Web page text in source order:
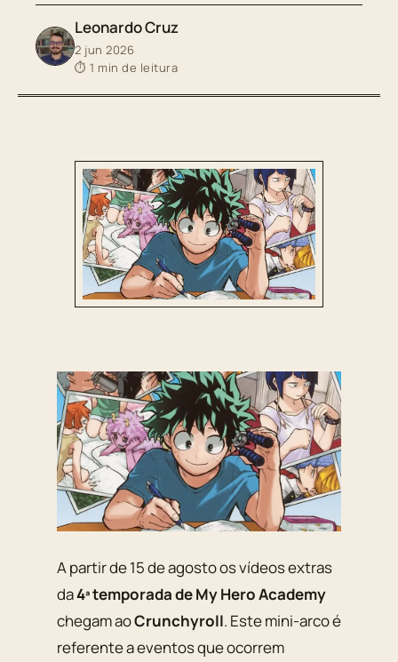
Leonardo Cruz
2 jun 2026
⏱ 1 min de leitura
A partir de 15 de agosto os vídeos extras
da4ª temporada de My Hero Academy
chegam aoCrunchyroll. Este mini-arco é
referente a eventos que ocorrem